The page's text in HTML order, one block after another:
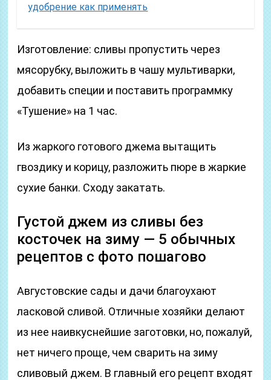
удобрение как применять
Изготовление: сливы пропустить через
мясорубку, выложить в чашу мультиварки,
добавить специи и поставить программку
«Тушение» на 1 час.
Из жаркого готового джема вытащить
гвоздику и корицу, разложить пюре в жаркие
сухие банки. Сходу закатать.
Густой джем из сливы без
косточек на зиму — 5 обычных
рецептов с фото пошагово
Августовские сады и дачи благоухают
ласковой сливой. Отличные хозяйки делают
из нее наивкуснейшие заготовки, но, пожалуй,
нет ничего проще, чем сварить на зиму
сливовый джем. В главный его рецепт входят